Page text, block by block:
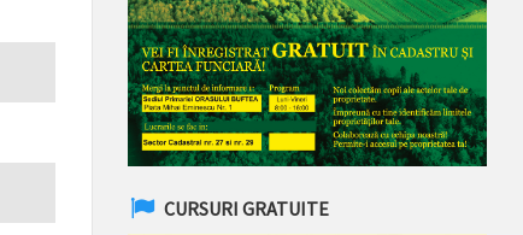
CURSURI GRATUITE